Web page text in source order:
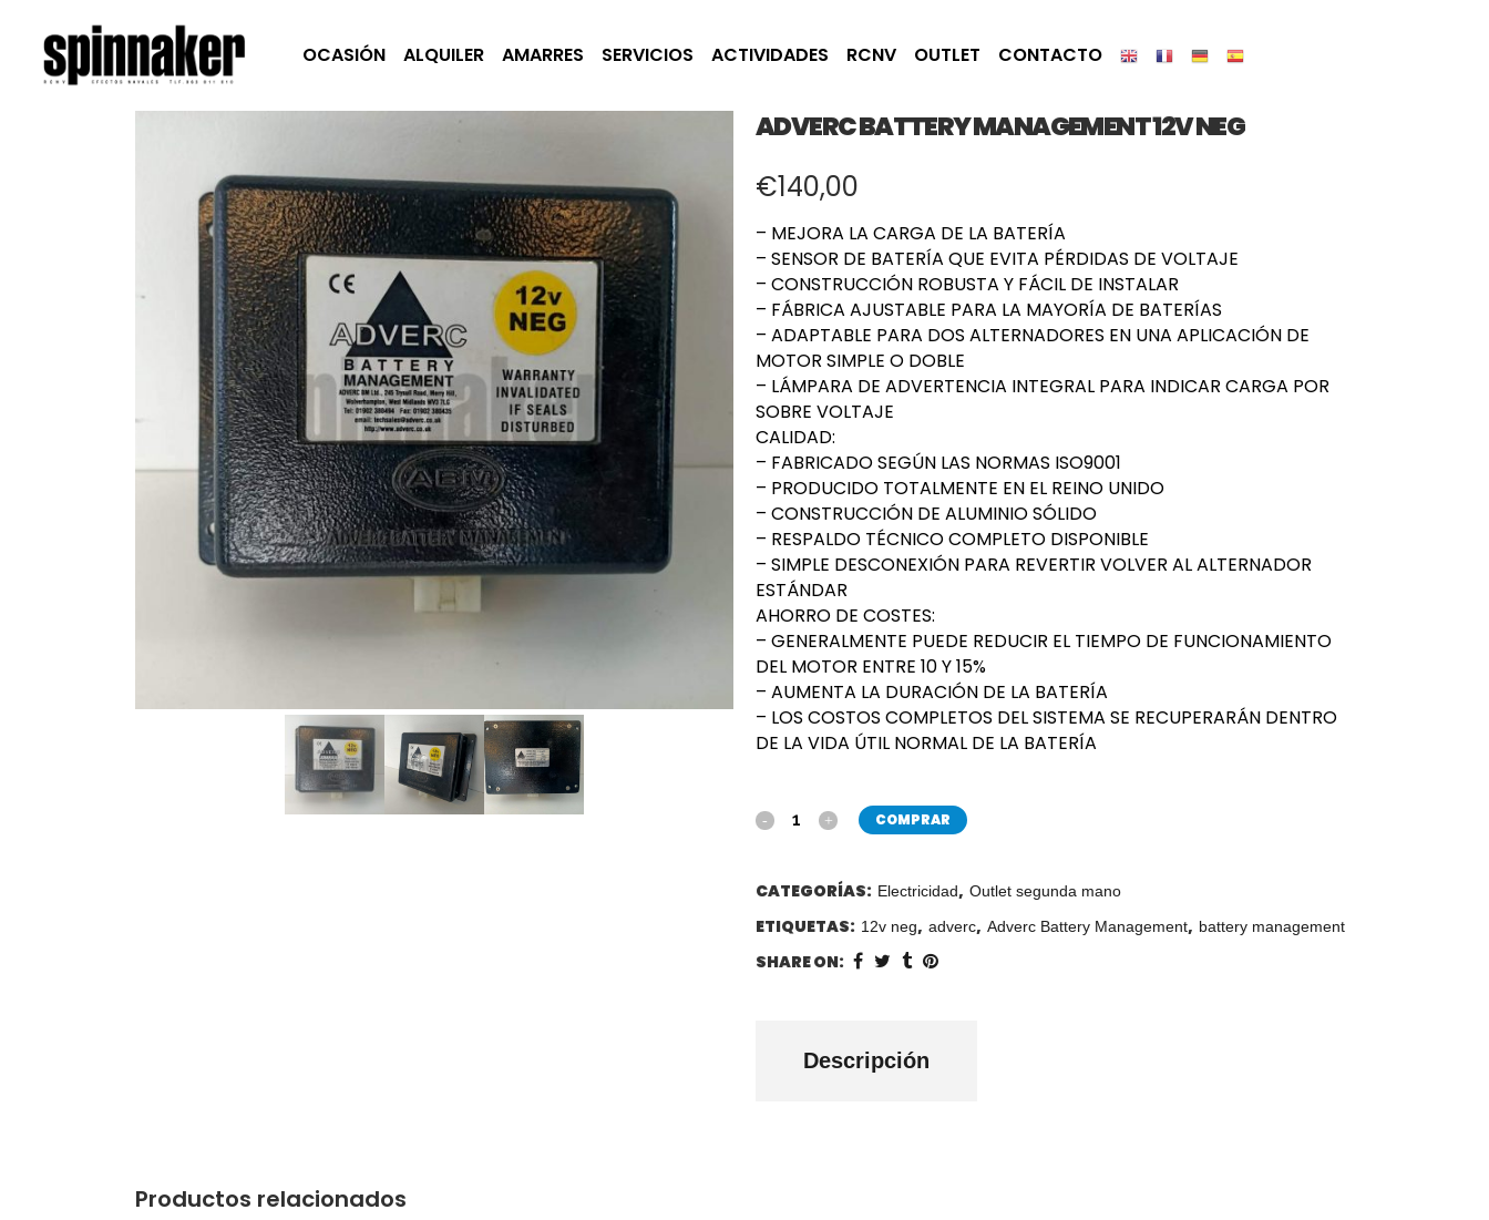
OCASIÓN ALQUILER AMARRES SERVICIOS ACTIVIDADES RCNV OUTLET CONTACTO
ADVERC BATTERY MANAGEMENT 12V NEG
€140,00
– MEJORA LA CARGA DE LA BATERÍA
– SENSOR DE BATERÍA QUE EVITA PÉRDIDAS DE VOLTAJE
– CONSTRUCCIÓN ROBUSTA Y FÁCIL DE INSTALAR
– FÁBRICA AJUSTABLE PARA LA MAYORÍA DE BATERÍAS
– ADAPTABLE PARA DOS ALTERNADORES EN UNA APLICACIÓN DE
MOTOR SIMPLE O DOBLE
– LÁMPARA DE ADVERTENCIA INTEGRAL PARA INDICAR CARGA POR
SOBRE VOLTAJE
CALIDAD:
– FABRICADO SEGÚN LAS NORMAS ISO9001
– PRODUCIDO TOTALMENTE EN EL REINO UNIDO
– CONSTRUCCIÓN DE ALUMINIO SÓLIDO
– RESPALDO TÉCNICO COMPLETO DISPONIBLE
– SIMPLE DESCONEXIÓN PARA REVERTIR VOLVER AL ALTERNADOR
ESTÁNDAR
AHORRO DE COSTES:
– GENERALMENTE PUEDE REDUCIR EL TIEMPO DE FUNCIONAMIENTO
DEL MOTOR ENTRE 10 Y 15%
– AUMENTA LA DURACIÓN DE LA BATERÍA
– LOS COSTOS COMPLETOS DEL SISTEMA SE RECUPERARÁN DENTRO
DE LA VIDA ÚTIL NORMAL DE LA BATERÍA
COMPRAR
CATEGORÍAS: Electricidad, Outlet segunda mano
ETIQUETAS: 12v neg, adverc, Adverc Battery Management, battery management
SHARE ON:
Descripción
Productos relacionados